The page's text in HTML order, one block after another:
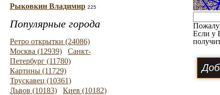
Рыковкин Владимир 225
Популярные города
Ретро открытки (24086)
Москва (12939)
Санкт-
Петербург (11780)
Картины (11729)
Трускавец (10361)
Львов (10183)
Киев (10182)
Если у